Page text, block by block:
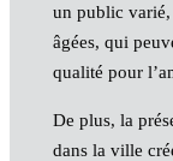
un public varié,
âgées, qui
qualité pour
De plus, la
dans la ville